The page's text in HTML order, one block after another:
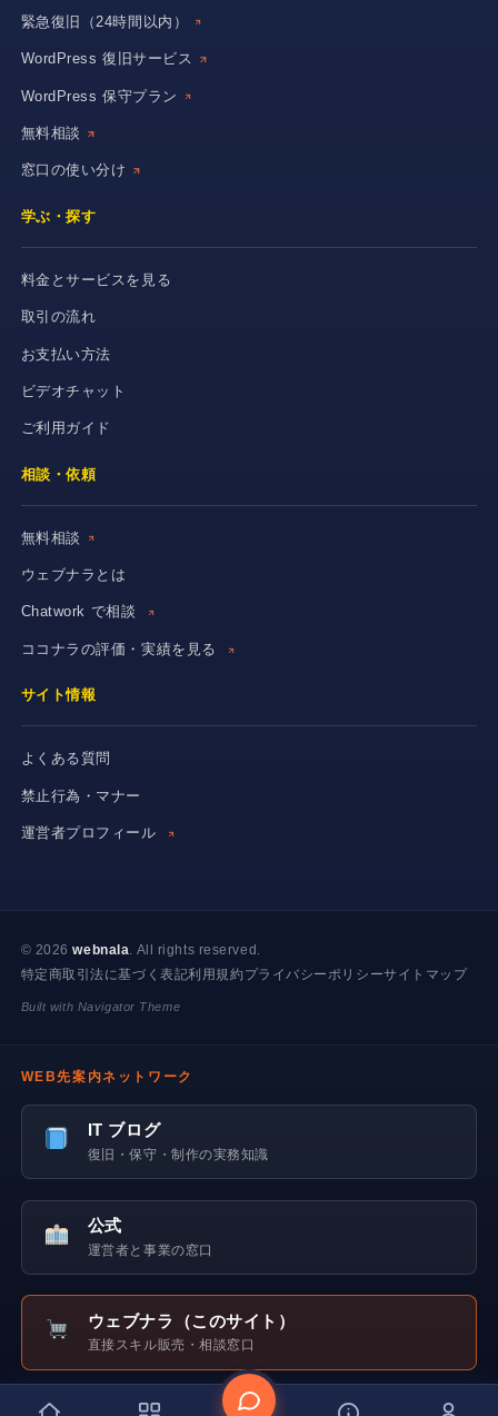
緊急復旧（24時間以内）
WordPress 復旧サービス
WordPress 保守プラン
無料相談
窓口の使い分け
学ぶ・探す
料金とサービスを見る
取引の流れ
お支払い方法
ビデオチャット
ご利用ガイド
相談・依頼
無料相談
ウェブナラとは
Chatwork で相談
ココナラの評価・実績を見る
サイト情報
よくある質問
禁止行為・マナー
運営者プロフィール
© 2026webnala . All rights reserved.
特定商取引法に基づく表記利用規約 プライバシーポリシーサイトマップ
Built with Navigator Theme
WEB先案内ネットワーク
IT ブログ
復旧・保守・制作の実務知識
公式
運営者と事業の窓口
ウェブナラ（このサイト）
直接スキル販売・相談窓口